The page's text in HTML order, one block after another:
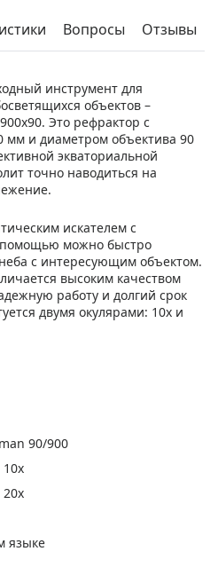
Вопросы Отзывы
инструмент для
объектов –
Это рефрактор с
мм и диаметром объектива 90
экваториальной
точно наводиться на
искателем с
помощью можно быстро
с интересующим объектом.
высоким качеством
работу и долгий срок
двумя окулярами: 10х и
90/900
языке